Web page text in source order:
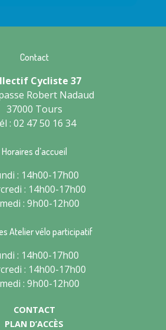
Contact
Cycliste 37
Robert Nadaud
37000 Tours
: 02 47 50 16 34
Horaires d’accueil
: 14h00-17h00
: 14h00-17h00
: 9h00-12h00
Atelier vélo participatif
: 14h00-17h00
: 14h00-17h00
: 9h00-12h00
CONTACT
PLAN D’ACCÈS